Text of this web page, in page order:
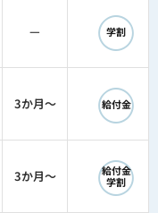
— ◯
学割
3か月〜 ◯
給付金
3か月〜 ◯
給付金
学割